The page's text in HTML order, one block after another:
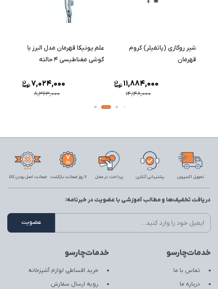
شیر روگازی (پاتفیلر) کروم
قهرمان
14,148,000
11,884,000
علم یونیکا قهرمان مدل البرز با
گوشی مغناطیسی ۴ حالته
8,363,000
7,024,000
تحویل اکسپرس پشتیبانی آنلاین پرداخت در محل 7 روز ضمانت بازگشت ضمانت اصل بودن کالا
خدمات‌چارسو
تماس با ما
درباره ما
خدمات‌چارسو
خرید اقساطی لوازم آشپزخانه
رویه ارسال سفارش
دریافت تخفیف‌ها و مطالب آموزشی با عضویت در خبرنامه: